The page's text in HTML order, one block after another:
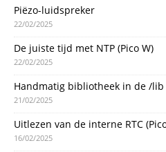
Piëzo-luidspreker
22/02/2025
De juiste tijd met NTP (Pico W)
22/02/2025
Handmatig bibliotheek in de /lib
21/02/2025
Uitlezen van de interne RTC
16/02/2025